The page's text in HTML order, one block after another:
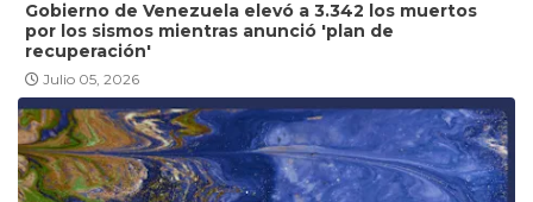
Gobierno de Venezuela elevó a 3.342 los muertos
por los sismos mientras anunció 'plan de
recuperación'
Julio 05, 2026